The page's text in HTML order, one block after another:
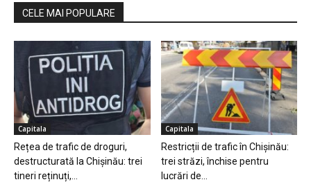
CELE MAI POPULARE
Capitala
Rețea de trafic de droguri,
destructurată la Chișinău: trei
tineri reținuți,...
Capitala
Restricții de trafic în Chișinău:
trei străzi, închise pentru
lucrări de...